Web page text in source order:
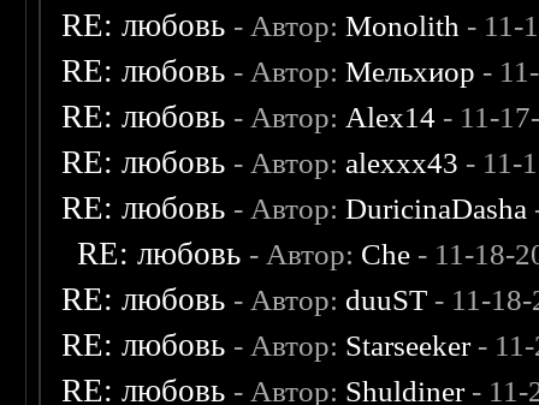
RE: любовь - Автор:Monolith - 11-
RE: любовь - Автор:Мельхиор -
RE: любовь - Автор: Alex14 - 11-
RE: любовь - Автор: alexxx43 - 11-
RE: любовь - Автор:DuricinaDasha
RE: любовь - Автор: Che - 11-18-
RE: любовь - Автор: duuST - 11-
RE: любовь - Автор: Starseeker- 11-
RE: любовь - Автор: Shuldiner- 11-